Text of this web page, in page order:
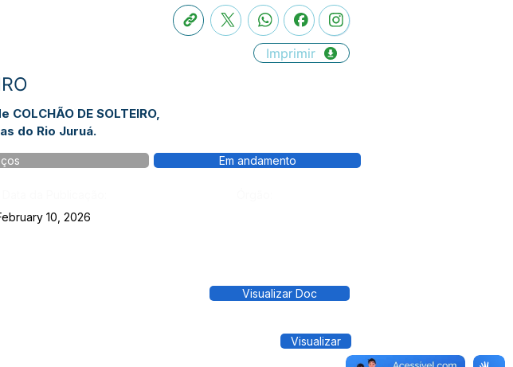
Imprimir
DE SOLTEIRO,
do Rio Juruá.
Em andamento
10, 2026
Visualizar Doc
Visualizar